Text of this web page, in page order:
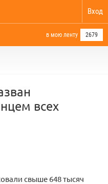
Вход
в мою ленту 2679
всех
свыше 648 тысяч